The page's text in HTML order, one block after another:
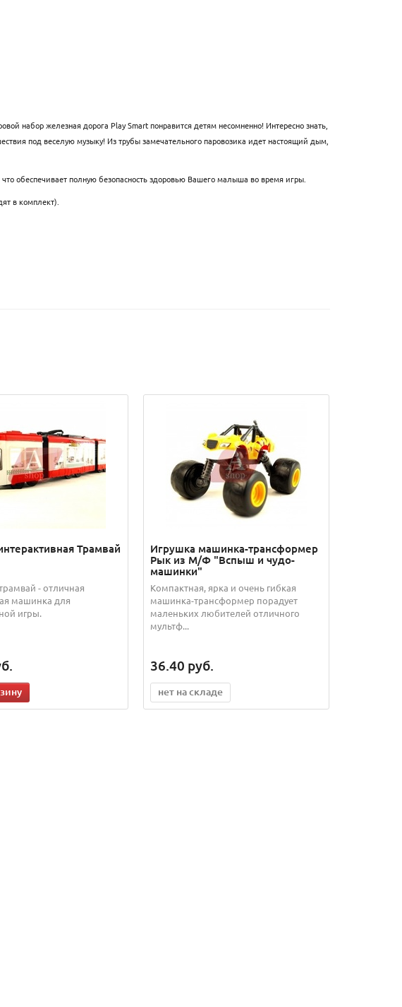
набор железная дорога Play Smartпонравится детям несомненно! Интересно знать,
под веселую музыку! Из трубы замечательного паровозика идет настоящий дым,
обеспечивает полную безопасность здоровью Вашего малыша во время игры.
в комплект).
Трамвай
- отличная
машинка для
игры.
Игрушка машинка-трансформер
Рык из М/Ф "Вспыш и чудо-
машинки"
Компактная, ярка и очень гибкая
машинка-трансформер порадует
маленьких любителей отличного
мультф...
36.40 руб.
нет на складе